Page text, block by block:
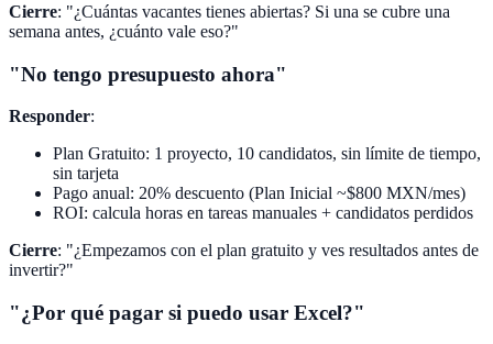
Cierre: "¿Cuántas vacantes tienes abiertas? Si una se cubre una
semana antes, ¿cuánto vale eso?"
"No tengo presupuesto ahora"
Responder:
Plan Gratuito: 1 proyecto, 10 candidatos, sin límite de tiempo,
sin tarjeta
Pago anual: 20% descuento (Plan Inicial ~$800 MXN/mes)
ROI: calcula horas en tareas manuales + candidatos perdidos
Cierre: "¿Empezamos con el plan gratuito y ves resultados antes de
invertir?"
"¿Por qué pagar si puedo usar Excel?"